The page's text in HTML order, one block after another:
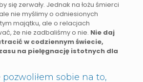
się zerwały. Jednak na łożu śmierci
nie myślimy o odniesionych
majątku, ale o relacjach
że nie zadbaliśmy o nie. Nie daj
w codziennym świecie,
na pielęgnację istotnych dla
pozwoliłem sobie na to,